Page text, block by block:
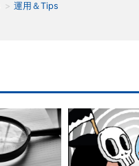
運用＆Tips